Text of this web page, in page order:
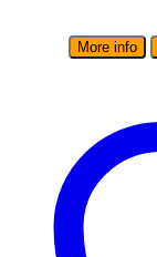
More info